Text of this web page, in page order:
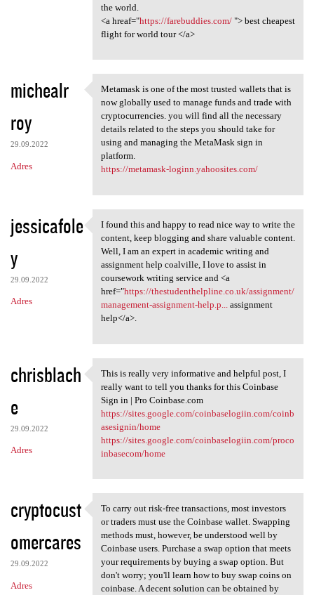
e
the world.
<a hreaf="https://farebuddies.com/"> best cheapest
flight for world tour </a>
michealr
roy
29.09.2022
Adres
Metamask is one of the most
Metamask is one of the most trusted wallets that is
now globally used to manage funds and trade with
cryptocurrencies. you will find all the necessary
details related to the steps you should take for
using and managing the MetaMask sign in
platform.
https://metamask-loginn.yahoosites.com/
jessicafole
y
29.09.2022
Adres
I found this and happy to
I found this and happy to read nice way to write the
content, keep blogging and share valuable content.
Well, I am an expert in academic writing and
assignment help coalville, I love to assist in
coursework writing service and <a
href="https://thestudenthelpline.co.uk/assignment/
management-assignment-help.p...assignment
help</a>.
chrisblach
e
29.09.2022
Adres
This is really very
This is really very informative and helpful post, I
really want to tell you thanks for this Coinbase
Sign in | Pro Coinbase.com
https://sites.google.com/coinbaselogiin.com/coinb
asesignin/home
https://sites.google.com/coinbaselogiin.com/proco
inbasecom/home
cryptocust
omercares
29.09.2022
Adres
To carry out risk-free
To carry out risk-free transactions, most investors
or traders must use the Coinbase wallet. Swapping
methods must, however, be understood well by
Coinbase users. Purchase a swap option that meets
your requirements by buying a swap option. But
don't worry; you'll learn how to buy swap coins on
coinbase. A decent solution can be obtained by